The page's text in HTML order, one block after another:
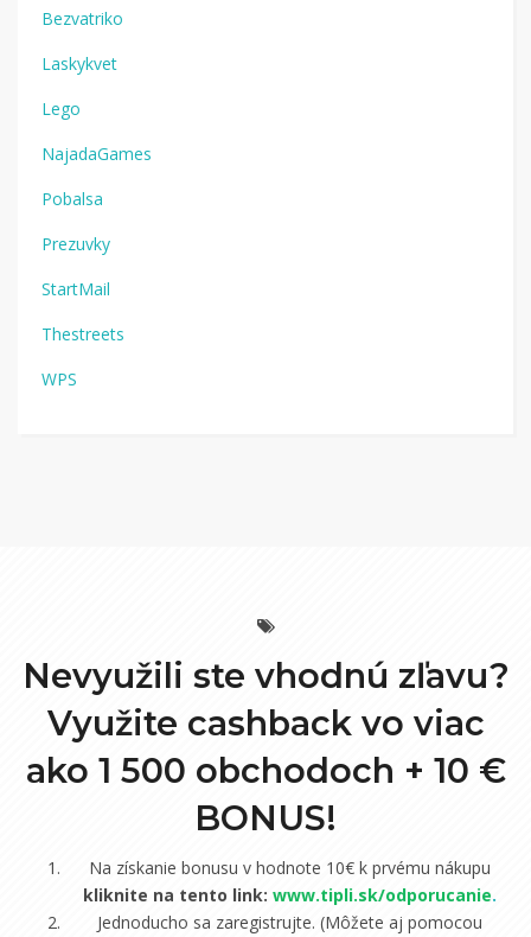
Bezvatriko
Laskykvet
Lego
NajadaGames
Pobalsa
Prezuvky
StartMail
Thestreets
WPS
Nevyužili ste vhodnú zľavu?
Využite cashback vo viac
ako 1 500 obchodoch + 10 €
BONUS!
Na získanie bonusu v hodnote 10€ k prvému nákupu
kliknite na tento link: www.tipli.sk/odporucanie.
Jednoducho sa zaregistrujte. (Môžete aj pomocou